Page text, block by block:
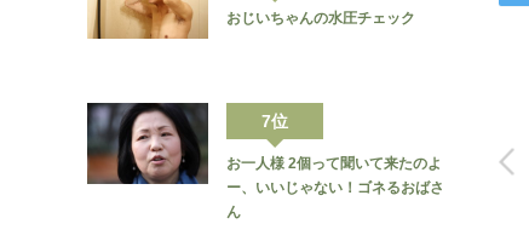
おじいちゃんの水圧チェック
7位
お一人様 2個って聞いて来たのよ
ー、いいじゃない！ゴネるおばさ
ん